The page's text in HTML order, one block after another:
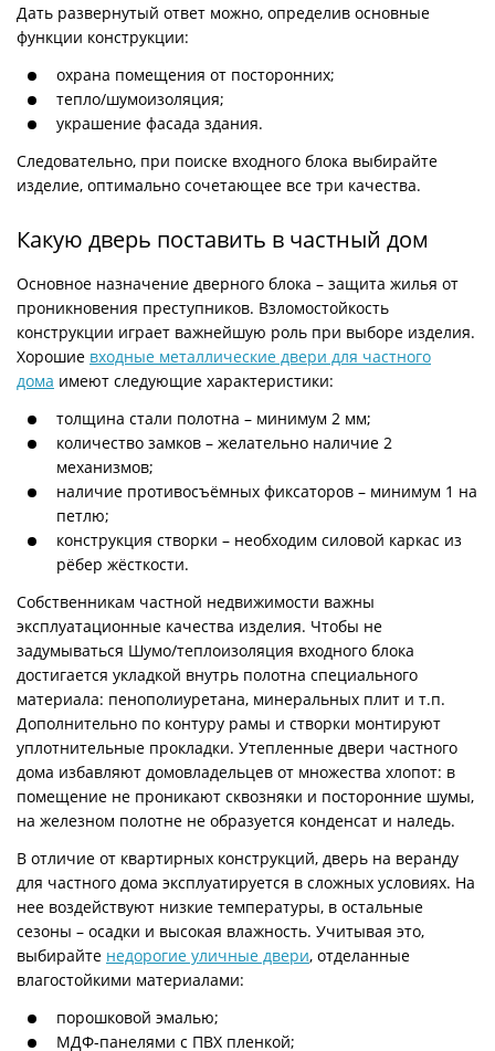
Дать развернутый ответ можно, определив основные
функции конструкции:
охрана помещения от посторонних;
тепло/шумоизоляция;
украшение фасада здания.
Следовательно, при поиске входного блока выбирайте
изделие, оптимально сочетающее все три качества.
Какую дверь поставить в частный дом
Основное назначение дверного блока – защита жилья от
проникновения преступников. Взломостойкость
конструкции играет важнейшую роль при выборе изделия.
Хорошие входные металлические двери для частного
дома имеют следующие характеристики:
толщина стали полотна – минимум 2 мм;
количество замков – желательно наличие 2
механизмов;
наличие противосъёмных фиксаторов – минимум 1 на
петлю;
конструкция створки – необходим силовой каркас из
рёбер жёсткости.
Собственникам частной недвижимости важны
эксплуатационные качества изделия. Чтобы не
задумываться Шумо/теплоизоляция входного блока
достигается укладкой внутрь полотна специального
материала: пенополиуретана, минеральных плит и т.п.
Дополнительно по контуру рамы и створки монтируют
уплотнительные прокладки. Утепленные двери частного
дома избавляют домовладельцев от множества хлопот: в
помещение не проникают сквозняки и посторонние шумы,
на железном полотне не образуется конденсат и наледь.
В отличие от квартирных конструкций, дверь на веранду
для частного дома эксплуатируется в сложных условиях. На
нее воздействуют низкие температуры, в остальные
сезоны – осадки и высокая влажность. Учитывая это,
выбирайте недорогие уличные двери, отделанные
влагостойкими материалами:
порошковой эмалью;
МДФ-панелями с ПВХ пленкой;